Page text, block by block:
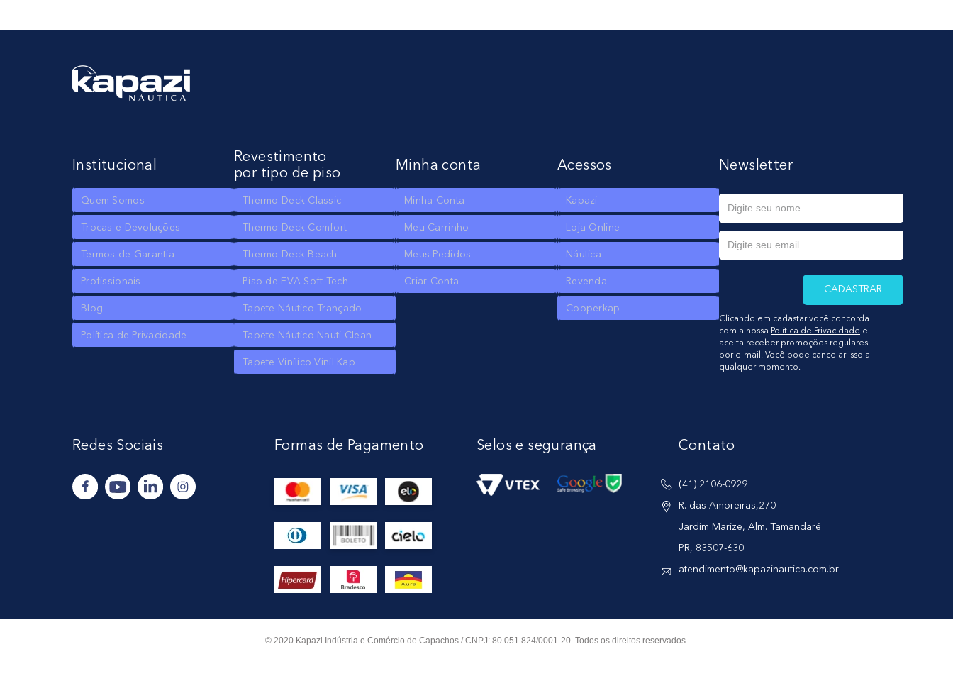
Institucional
Quem Somos
Trocas e Devoluções
Termos de Garantia
Profissionais
Blog
Política de Privacidade
Revestimento
por tipo de piso
Thermo Deck Classic
Thermo Deck Comfort
Thermo Deck Beach
Piso de EVA Soft Tech
Tapete Náutico Trançado
Tapete Náutico Nauti Clean
Tapete Vinílico Vinil Kap
Minha conta
Minha Conta
Meu Carrinho
Meus Pedidos
Criar Conta
Acessos
Kapazi
Loja Online
Náutica
Revenda
Cooperkap
Newsletter
CADASTRAR
Clicando em cadastar você concorda
com a nossa Política de Privacidade e
aceita receber promoções regulares
por e-mail. Você pode cancelar isso a
qualquer momento.
Redes Sociais Formas de Pagamento Selos e segurança Contato
(41) 2106-0929
R. das Amoreiras,270
Jardim Marize, Alm. Tamandaré
PR, 83507-630
atendimento@kapazinautica.com.br
© 2020 Kapazi Indústria e Comércio de Capachos / CNPJ: 80.051.824/0001-20. Todos os direitos reservados.